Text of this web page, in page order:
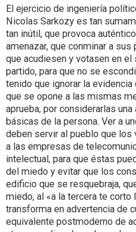
El ejercicio de ingeniería
Nicolas Sarkozy es tan
tan inútil, que provoca
amenazar, que conminar a
que acudiesen y votasen en
partido, para que no se
tenido que ignorar la
que se opone a las mismas
aprueba, por considerarlas
básicas de la persona. Ver a
deben servir al pueblo que los
a las empresas de
intelectual, para que éstas
del miedo y evitar que los
edificio que se resquebraja,
miedo, al «a la tercera te corto
transforma en advertencia de
equivalente postmoderno de